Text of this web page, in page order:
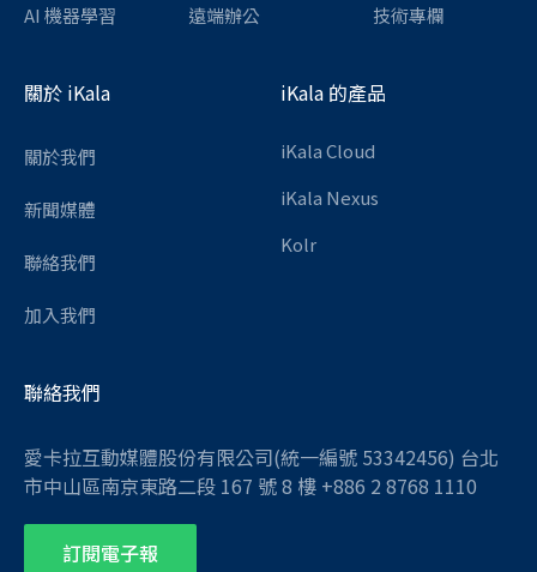
AI 機器學習 遠端辦公 技術專欄
關於 iKala
關於我們
新聞媒體
聯絡我們
加入我們
iKala 的產品
iKala Cloud
iKala Nexus
Kolr
聯絡我們
愛卡拉互動媒體股份有限公司(統一編號 53342456) 台北
市中山區南京東路二段 167 號 8 樓 +886 2 8768 1110
訂閱電子報